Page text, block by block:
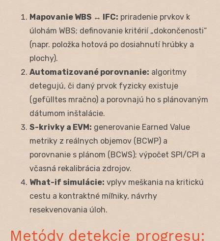
Mapovanie WBS ↔ IFC: priradenie prvkov k
úlohám WBS; definovanie kritérií „dokončenosti“
(napr. položka hotová po dosiahnutí hrúbky a
plochy).
Automatizované porovnanie: algoritmy
detegujú, či daný prvok fyzicky existuje
(gefülltes mračno) a porovnajú ho s plánovaným
dátumom inštalácie.
S-krivky a EVM: generovanie Earned Value
metriky z reálnych objemov (BCWP) a
porovnanie s plánom (BCWS); výpočet SPI/CPI a
včasná rekalibrácia zdrojov.
What-if simulácie: vplyv meškania na kritickú
cestu a kontraktné míľniky, návrhy
resekvenovania úloh.
Metódy detekcie progresu: